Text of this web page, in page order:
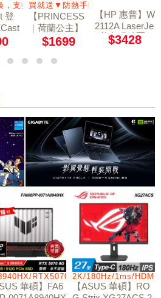
手
，支援Wi-Fi 5G
登
線
買就送▼防熱手套
【PRINCESS
｜荷蘭公主】
平掛兩用掛燙
5 (贈防熱手
$1699
【HP 惠普】W
2112A LaserJe
t 黃色碳粉匣 2
06A
$3428
RTX5070/512GB/16G
華碩】FA6
2K/180Hz/1ms/
【ASUS 華碩】RO